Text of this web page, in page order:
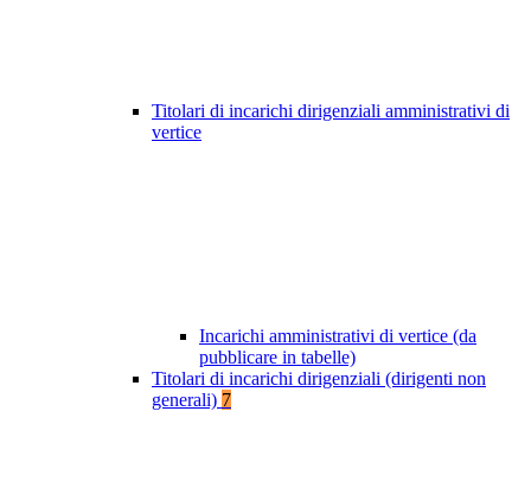
Titolari di incarichi dirigenziali amministrativi di
vertice
Incarichi amministrativi di vertice (da
pubblicare in tabelle)
Titolari di incarichi dirigenziali (dirigenti non
generali) 7